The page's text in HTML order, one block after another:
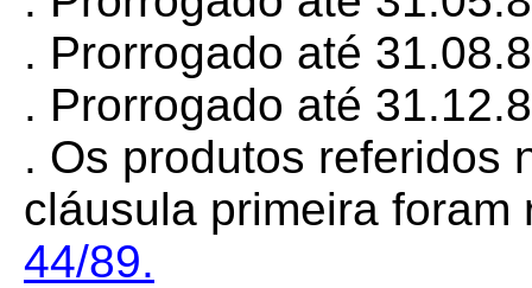
. Prorrogado até
. Prorrogado até
. Os produtos referidos
cláusula primeira
44/89.